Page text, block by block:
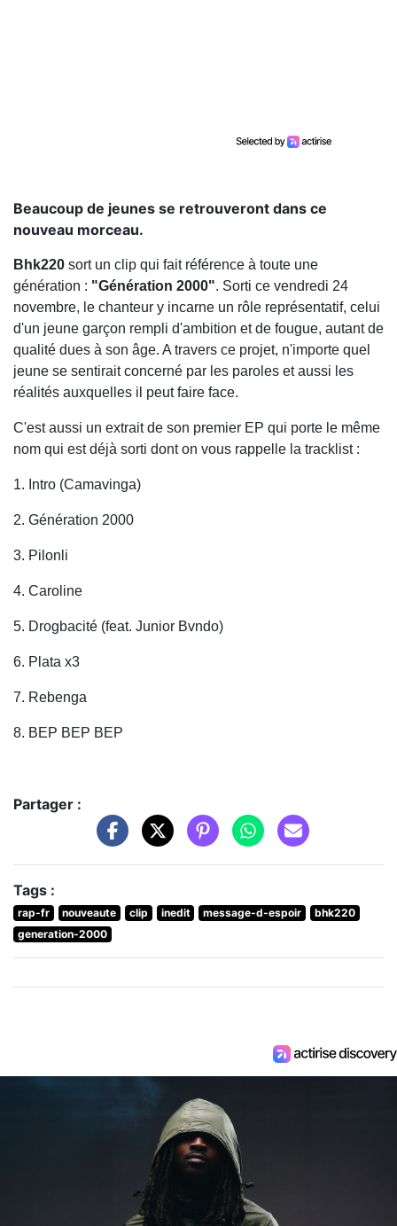
Beaucoup de jeunes se retrouveront dans ce
nouveau morceau.
Bhk220 sort un clip qui fait référence à toute une
génération : "Génération 2000". Sorti ce vendredi 24
novembre, le chanteur y incarne un rôle représentatif, celui
d'un jeune garçon rempli d'ambition et de fougue, autant de
qualité dues à son âge. A travers ce projet, n'importe quel
jeune se sentirait concerné par les paroles et aussi les
réalités auxquelles il peut faire face.
C'est aussi un extrait de son premier EP qui porte le même
nom qui est déjà sorti dont on vous rappelle la tracklist :
1. Intro (Camavinga)
2. Génération 2000
3. Pilonli
4. Caroline
5. Drogbacité (feat. Junior Bvndo)
6. Plata x3
7. Rebenga
8. BEP BEP BEP
Partager :
Tags :
rap-fr nouveaute clip inedit message-d-espoir
bhk220
generation-2000